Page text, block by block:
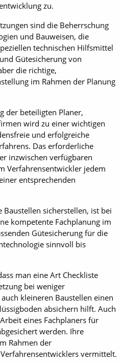
zu.
sind die Beherrschung
und Bauweisen, die
technischen Hilfsmittel
Gütesicherung von
die richtige,
im Rahmen der Planung
der beteiligten Planer,
wird zu einer wichtigen
und erfolgreiche
Das erforderliche
inzwischen verfügbaren
Verfahrensentwickler jedem
entsprechenden
sicherstellen, ist bei
kompetente Fachplanung im
Gütesicherung für die
sinnvoll bis
man eine Art Checkliste
bei weniger
kleineren Baustellen einen
absichern hilft. Auch
eines Fachplaners für
werden. Ihre
Rahmen der
vermittelt.